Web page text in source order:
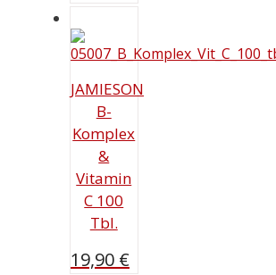
JAMIESON
B-
Komplex
&
Vitamin
C 100
Tbl.
19,90 €